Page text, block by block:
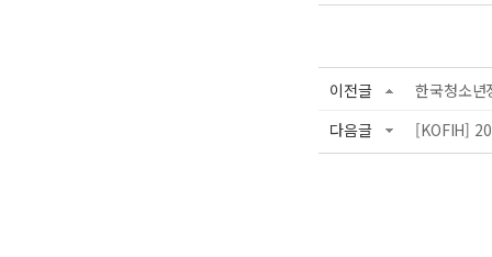
이전글
한국청소년
다음글
[KOFIH]